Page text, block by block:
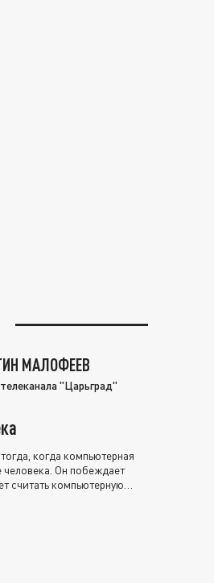
МАЛОФЕЕВ
"Царьград"
когда компьютерная
человека. Он побеждает
считать компьютерную